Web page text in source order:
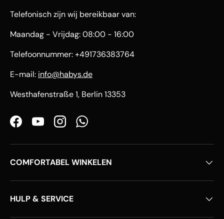
Telefonisch zijn wij bereikbaar van:
Maandag - Vrijdag: 08:00 - 16:00
Telefoonnummer: +491736383764
E-mail: info@habys.de
Westhafenstraße 1, Berlin 13353
FacebookYouTubeInstagramWhatsApp
COMFORTABEL WINKELEN
HULP & SERVICE